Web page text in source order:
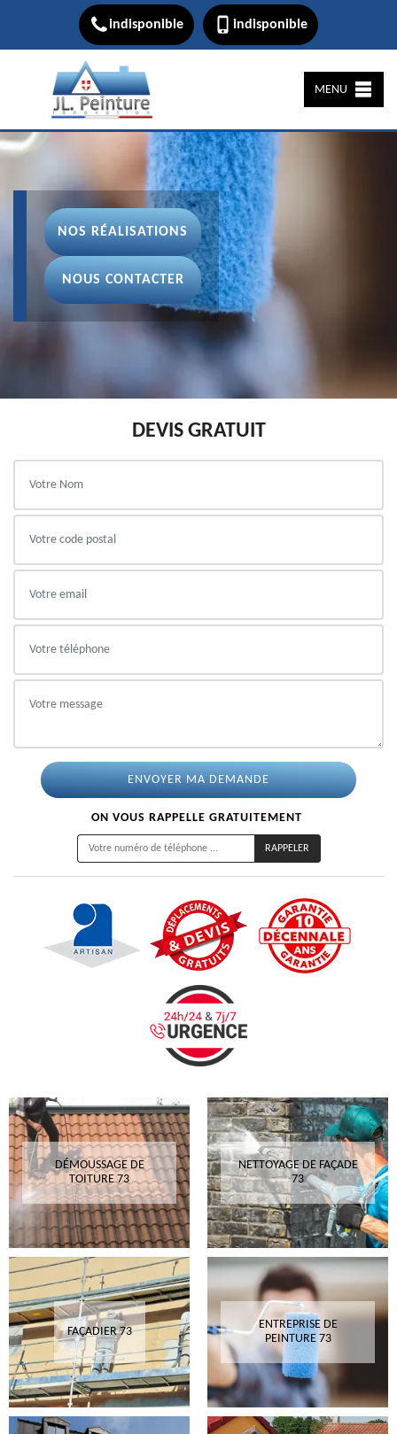
indisponible indisponible
MENU
NOS RÉALISATIONS
NOUS CONTACTER
DEVIS GRATUIT
ON VOUS RAPPELLE GRATUITEMENT
DÉMOUSSAGE DE
TOITURE 73
NETTOYAGE DE FAÇADE
73
FAÇADIER 73
ENTREPRISE DE
PEINTURE 73